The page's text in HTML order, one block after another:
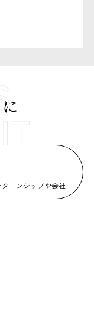
ーンシップや会社説明会の